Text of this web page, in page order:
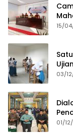
15/
03/
01/